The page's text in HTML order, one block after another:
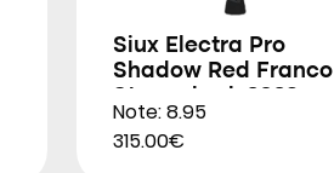
Siux Electra Pro
Shadow Red Franco
Note: 8.95
315.00€